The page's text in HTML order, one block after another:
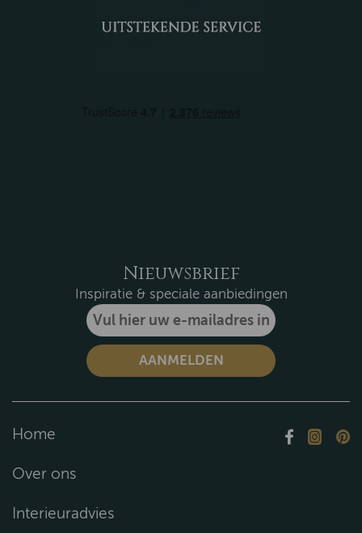
Nieuwsbrief
Inspiratie & speciale aanbiedingen
Home
Over ons
Interieuradvies